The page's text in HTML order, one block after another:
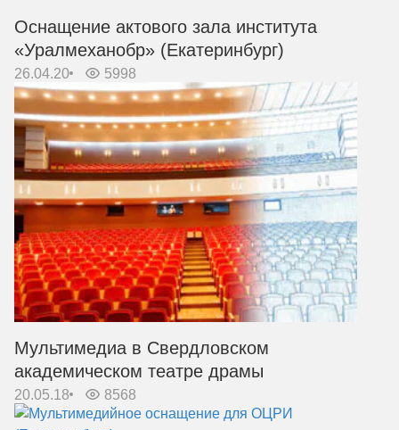
Оснащение актового зала института
«Уралмеханобр» (Екатеринбург)
26.04.20 5998
Мультимедиа в Свердловском
академическом театре драмы
20.05.18 8568